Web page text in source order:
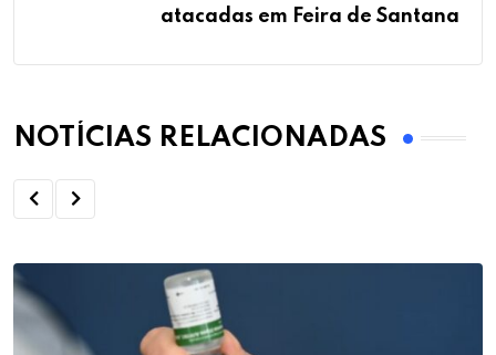
atacadas em Feira de Santana
NOTÍCIAS RELACIONADAS